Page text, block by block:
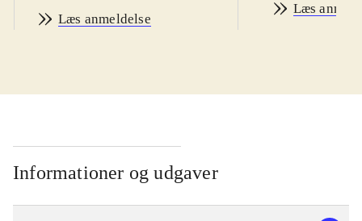
Læs anmeldelse
Læs
Informationer og udgaver